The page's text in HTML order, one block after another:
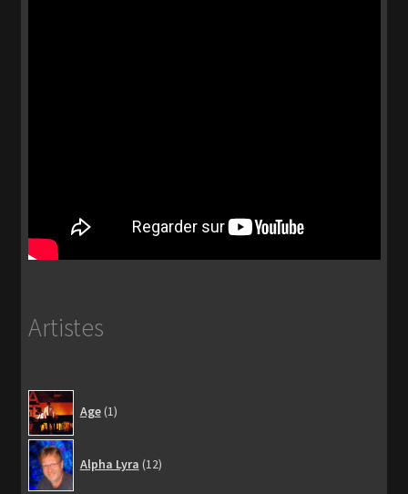
Artistes
Age 1produit
Alpha Lyra 12produits